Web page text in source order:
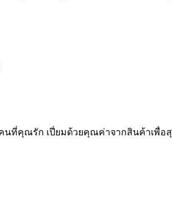
คุณรัก เปี่ยมด้วยคุณค่าจากสินค้าเพื่อสุ